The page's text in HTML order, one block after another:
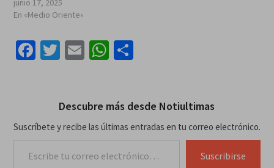
junio 17, 2025
En «Medio Oriente»
Facebook
Twitter
EmailWhatsApp
Compartir
Descubre más desde Notiultimas
Suscríbete y recibe las últimas entradas en tu correo electrónico.
Suscribirse